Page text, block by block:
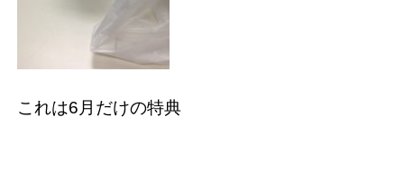
これは6月だけの特典